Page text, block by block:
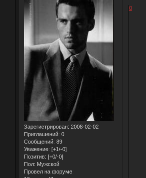
Зарегистрирован: 2008-02-02
Приглашений: 0
Сообщений: 89
Уважение: [+1/-0]
Позитив: [+0/-0]
Пол: Мужской
Провел на форуме:
0